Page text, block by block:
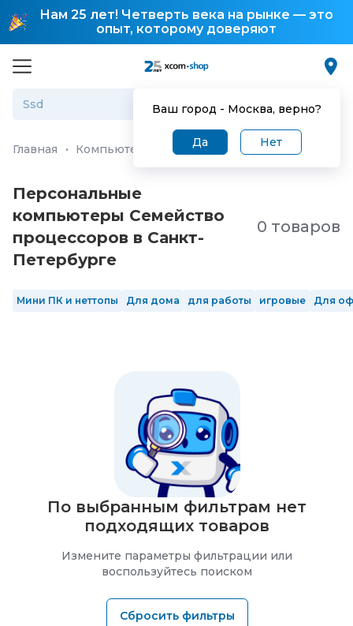
Нам 25 лет! Четверть века на рынке — это
опыт, которому доверяют
Ваш город - Москва, верно?
Да Нет
Главная · Компьютеры и ноутбуки Персональные
Персональные
компьютеры Семейство
процессоров в Санкт-
Петербургe
0 товаров
Мини ПК и неттопы Для дома для работы игровые Для
По выбранным фильтрам нет
подходящих товаров
Измените параметры фильтрации или
воспользуйтесь поиском
Сбросить фильтры